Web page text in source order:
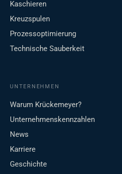
Kaschieren
Kreuzspulen
Prozessoptimierung
Technische Sauberkeit
UNTERNEHMEN
Warum Krückemeyer?
Unternehmenskennzahlen
News
Karriere
Geschichte